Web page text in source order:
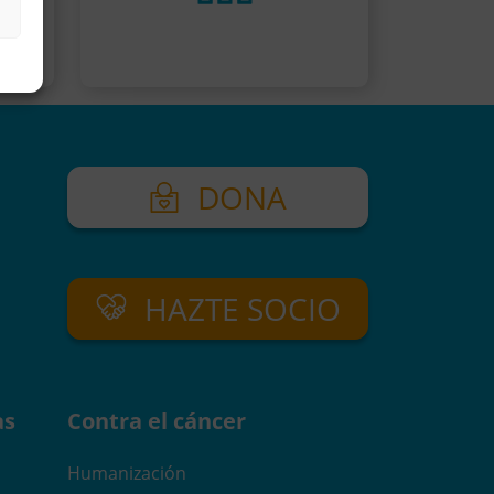
DONA
HAZTE SOCIO
Contra el cáncer
Humanización